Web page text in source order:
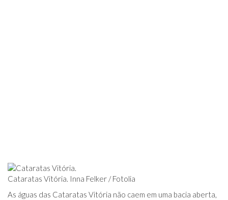
Cataratas Vitória. Inna Felker / Fotolia
As águas das Cataratas Vitória não caem em uma bacia aberta,